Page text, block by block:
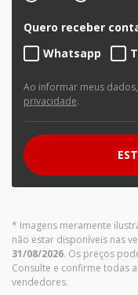
* Imagens meramente
não estar disponíveis nas
31/08/2026. Os preços
Consulte e confirme todas
vendedores.
Quero receber
Whatsapp
Ao informar meus
privacidade.